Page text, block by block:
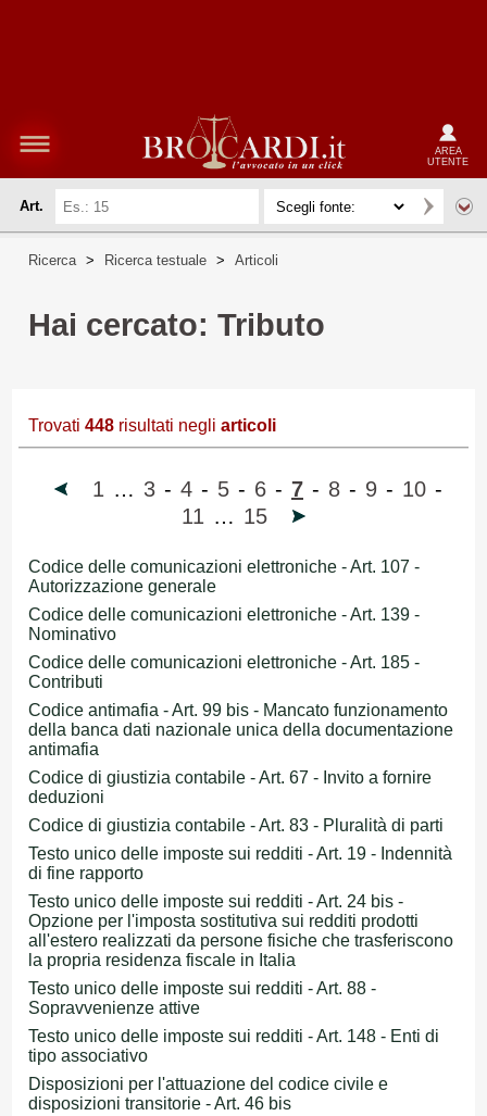
AREA
UTENTE
Art.
Ricerca > Ricerca testuale > Articoli
Hai cercato: Tributo
Trovati 448 risultati negli articoli
1 … 3 - 4 - 5 - 6 - 7 - 8 - 9 - 10 -
11 … 15
Codice delle comunicazioni elettroniche - Art. 107 -
Autorizzazione generale
Codice delle comunicazioni elettroniche - Art. 139 -
Nominativo
Codice delle comunicazioni elettroniche - Art. 185 -
Contributi
Codice antimafia - Art. 99 bis - Mancato funzionamento
della banca dati nazionale unica della documentazione
antimafia
Codice di giustizia contabile - Art. 67 - Invito a fornire
deduzioni
Codice di giustizia contabile - Art. 83 - Pluralità di parti
Testo unico delle imposte sui redditi - Art. 19 - Indennità
di fine rapporto
Testo unico delle imposte sui redditi - Art. 24 bis -
Opzione per l'imposta sostitutiva sui redditi prodotti
all'estero realizzati da persone fisiche che trasferiscono
la propria residenza fiscale in Italia
Testo unico delle imposte sui redditi - Art. 88 -
Sopravvenienze attive
Testo unico delle imposte sui redditi - Art. 148 - Enti di
tipo associativo
Disposizioni per l'attuazione del codice civile e
disposizioni transitorie - Art. 46 bis